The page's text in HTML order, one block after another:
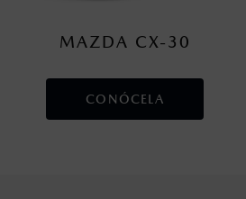
MAZDA CX-30
CONÓCELA